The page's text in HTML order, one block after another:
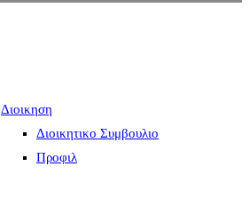
Διοικηση
Διοικητικο Συμβουλιο
Προφιλ